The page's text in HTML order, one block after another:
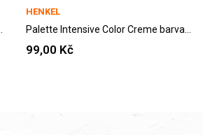
HENKEL
99,00 Kč